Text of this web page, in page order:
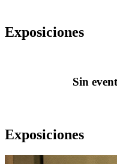
Exposiciones
Sin
Exposiciones